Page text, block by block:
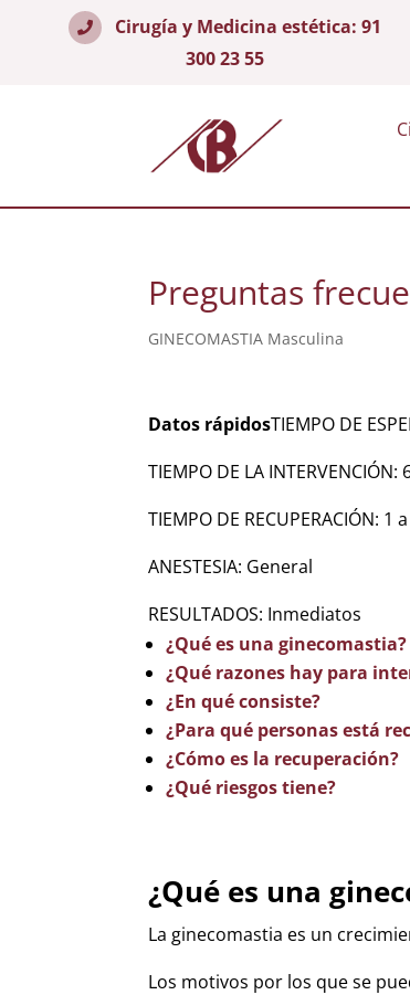
Cirugía y Medicina estética: 91
300 23 55
Preguntas
GINECOMASTIA Masculina
Datos rápidosTIEMPO DE
TIEMPO DE LA INTERVENCIÓN:
TIEMPO DE RECUPERACIÓN: 1
ANESTESIA: General
RESULTADOS: Inmediatos
¿Qué es una ginecomastia?
¿Qué razones hay para
¿En qué consiste?
¿Para qué personas está
¿Cómo es la recuperación?
¿Qué riesgos tiene?
¿Qué es una
La ginecomastia es un
Los motivos por los que se